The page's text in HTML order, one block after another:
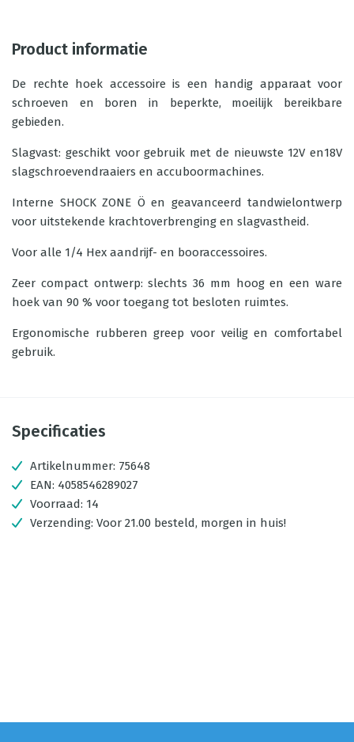
Product informatie
De rechte hoek accessoire is een handig apparaat voor
schroeven en boren in beperkte, moeilijk bereikbare
gebieden.
Slagvast: geschikt voor gebruik met de nieuwste 12V en18V
slagschroevendraaiers en accuboormachines.
Interne SHOCK ZONE Ö en geavanceerd tandwielontwerp
voor uitstekende krachtoverbrenging en slagvastheid.
Voor alle 1/4 Hex aandrijf- en booraccessoires.
Zeer compact ontwerp: slechts 36 mm hoog en een ware
hoek van 90 % voor toegang tot besloten ruimtes.
Ergonomische rubberen greep voor veilig en comfortabel
gebruik.
Specificaties
Artikelnummer: 75648
EAN: 4058546289027
Voorraad: 14
Verzending: Voor 21.00 besteld, morgen in huis!